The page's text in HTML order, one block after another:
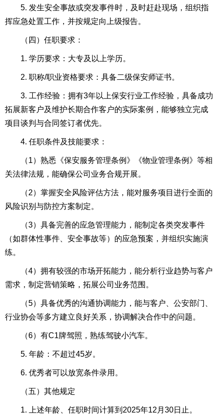
5. 发生安全事故或突发事件时，及时赶赴现场，组织指
挥应急处置工作，并按规定向上级报告。
（四）任职要求：
1. 学历要求：大专及以上学历。
2. 职称/职业资格要求：具备二级保安师证书。
3. 工作经验：拥有3年以上保安行业工作经验，具备成功
拓展新客户及维护长期合作客户的实际案例，能够独立完成
项目谈判与合同签订者优先。
4. 任职条件及技能要求：
（1）熟悉《保安服务管理条例》《物业管理条例》等相
关法律法规，能确保公司业务合规开展。
（2）掌握安全风险评估方法，能对服务项目进行全面的
风险识别与防控方案制定。
（3）具备完善的应急管理能力，能制定各类突发事件
（如群体性事件、安全事故等）的应急预案，并组织实施演
练。
（4）拥有较强的市场开拓能力，能分析行业趋势与客户
需求，制定营销策略，拓展公司业务范围。
（5）具备优秀的沟通协调能力，能与客户、公安部门、
行业协会等多方建立良好关系，协调解决合作中的问题。
（6）有C1牌驾照，熟练驾驶小汽车。
5. 年龄：不超过45岁。
6. 优秀者可以放宽条件录用。
（五）其他规定
1. 上述年龄、任职时间计算到2025年12月30日止。